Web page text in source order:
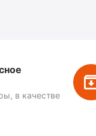
в качестве